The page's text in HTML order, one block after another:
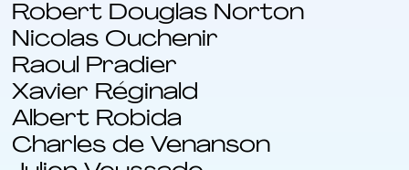
Robert Douglas Norton
Nicolas Ouchenir
Raoul Pradier
Xavier Réginald
Albert Robida
Charles de Venanson